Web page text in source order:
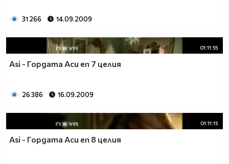
31 266 14.09.2009
01:11:55
Asi - Гордата Аси еп 7 целия
26 386 16.09.2009
01:11:15
Asi - Гордата Аси еп 8 целия